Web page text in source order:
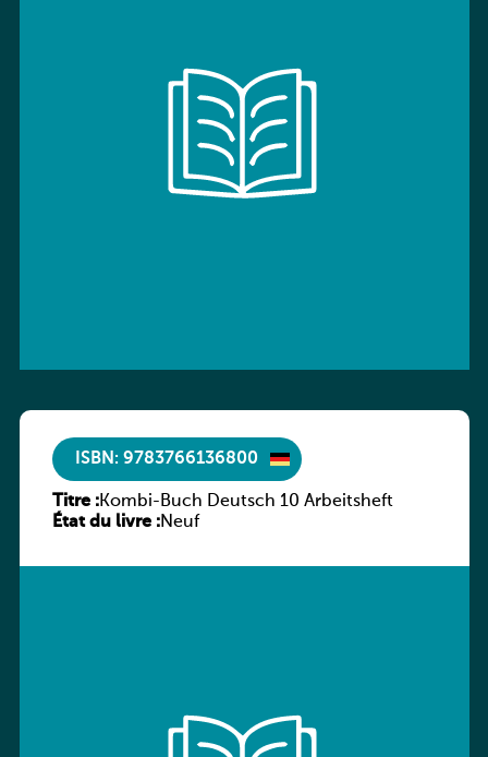
ISBN: 9783766136800
Titre :Kombi-Buch Deutsch 10 Arbeitsheft
État du livre :Neuf